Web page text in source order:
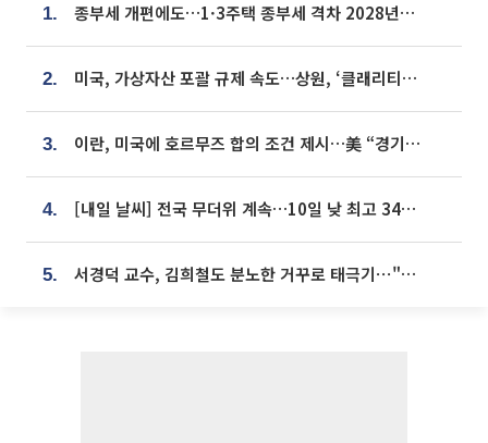
1. 종부세 개편에도…1·3주택 종부세 격차 2028년부터 확대
2. 미국, 가상자산 포괄 규제 속도…상원, ‘클래리티법’ 9월 절차투표 추진
3. 이란, 미국에 호르무즈 합의 조건 제시…美 “경기 아직 안 끝나” [종합]
4. [내일 날씨] 전국 무더위 계속…10일 낮 최고 34도 육박
5. 서경덕 교수, 김희철도 분노한 거꾸로 태극기⋯"엉터리는 아냐, 아쉬울 뿐"